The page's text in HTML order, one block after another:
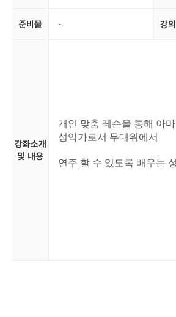
준비물 - 강
강좌소개
및 내용
개인 맞춤 레슨을 통해 아
성악가로서 무대위에서
연주 할 수 있도록 배우는